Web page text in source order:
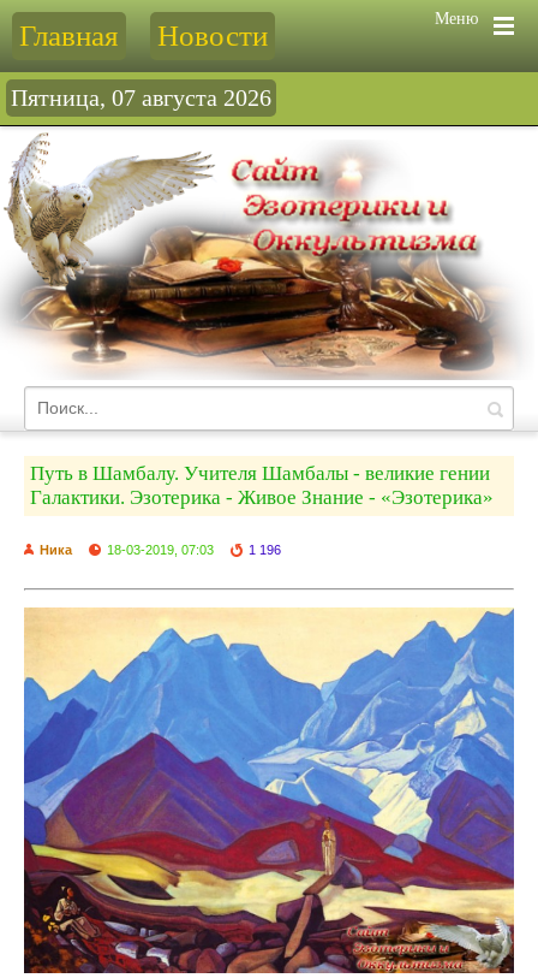
Меню
Главная Новости
Пятница, 07 августа 2026
Путь в Шамбалу. Учителя Шамбалы - великие гении
Галактики. Эзотерика - Живое Знание - «Эзотерика»
Ника 18-03-2019, 07:03 1 196